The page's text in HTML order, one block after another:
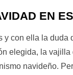
EN
y con ella la duda
elegida, la
navideño.